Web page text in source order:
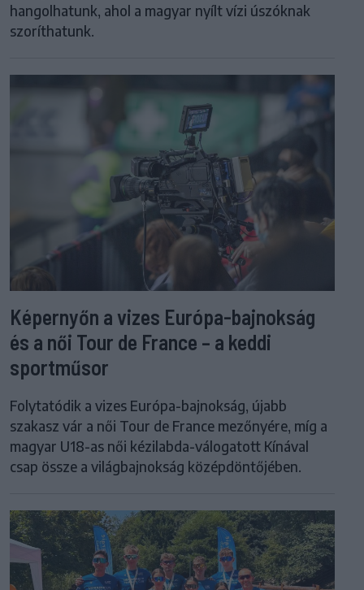
hangolhatunk, ahol a magyar nyílt vízi úszóknak
szoríthatunk.
Képernyőn a vizes Európa-bajnokság
és a női Tour de France – a keddi
sportműsor
Folytatódik a vizes Európa-bajnokság, újabb
szakasz vár a női Tour de France mezőnyére, míg a
magyar U18-as női kézilabda-válogatott Kínával
csap össze a világbajnokság középdöntőjében.